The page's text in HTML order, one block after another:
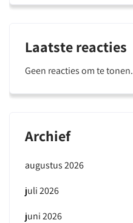
Laatste reacties
Geen reacties om te tonen.
Archief
augustus 2026
juli 2026
juni 2026